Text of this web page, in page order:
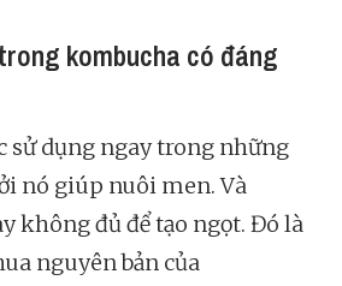
kombucha có đáng
sử dụng ngay trong những
nó giúp nuôi men. Và
không đủ để tạo ngọt. Đó là
nguyên bản của